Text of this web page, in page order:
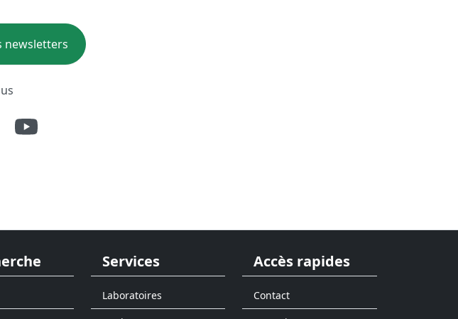
newsletters
Services
Laboratoires
Accès rapides
Contact